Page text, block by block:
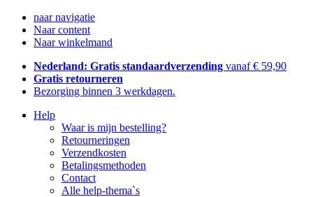
naar navigatie
Naar content
Naar winkelmand
Nederland: Gratis standaardverzending vanaf € 59,90
Gratis retourneren
Bezorging binnen 3 werkdagen.
Help
Waar is mijn bestelling?
Retourneringen
Verzendkosten
Betalingsmethoden
Contact
Alle help-thema`s